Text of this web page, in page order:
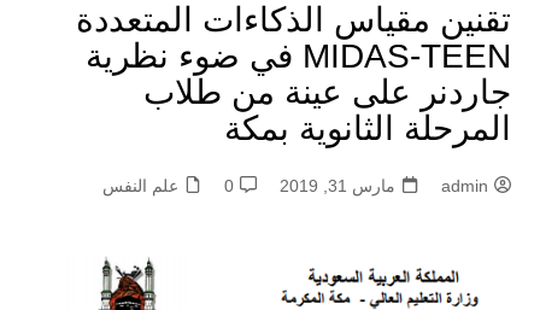
تقنين مقياس الذكاءات المتعددة
MIDAS-TEEN في ضوء نظرية
جاردنر على عينة من طلاب
المرحلة الثانوية بمكة
admin مارس 31, 2019 0 علم النفس